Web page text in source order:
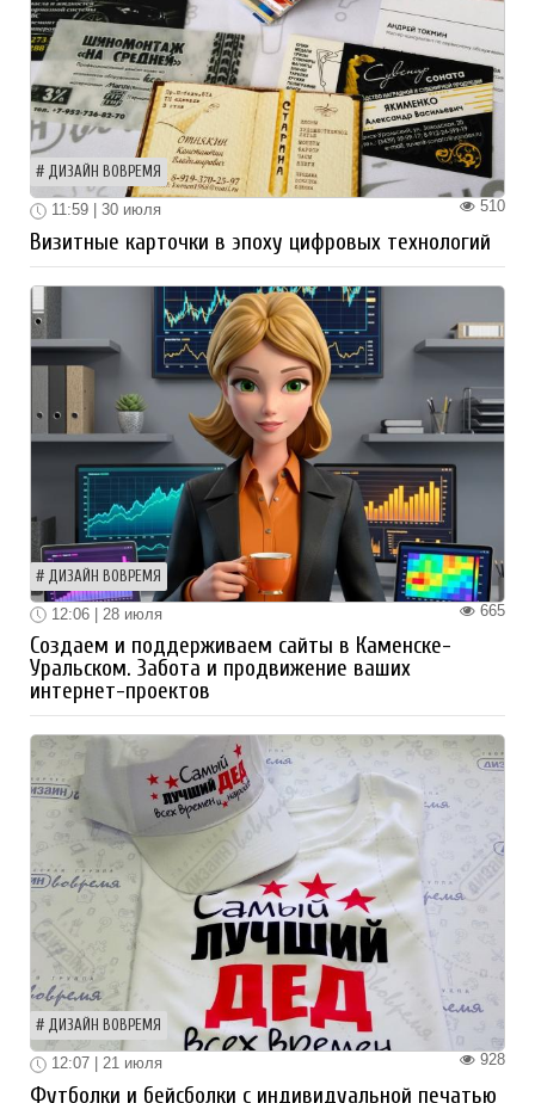
ДИЗАЙН ВОВРЕМЯ
510
11:59 | 30 июля
Визитные карточки в эпоху цифровых технологий
ДИЗАЙН ВОВРЕМЯ
665
12:06 | 28 июля
Создаем и поддерживаем сайты в Каменске-
Уральском. Забота и продвижение ваших
интернет-проектов
ДИЗАЙН ВОВРЕМЯ
928
12:07 | 21 июля
Футболки и бейсболки с индивидуальной печатью